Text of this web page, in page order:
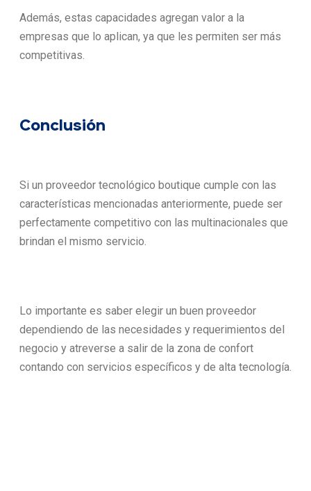
Además, estas capacidades agregan valor a la
empresas que lo aplican, ya que les permiten ser más
competitivas.
Conclusión
Si un proveedor tecnológico boutique cumple con las
características mencionadas anteriormente, puede ser
perfectamente competitivo con las multinacionales que
brindan el mismo servicio.
Lo importante es saber elegir un buen proveedor
dependiendo de las necesidades y requerimientos del
negocio y atreverse a salir de la zona de confort
contando con servicios específicos y de alta tecnología.